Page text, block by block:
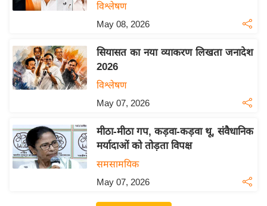
पे
मि
सा
ल
मि
सा
ल
विश्लेषण
May 08, 2026
सियासत का नया व्याकरण लिखता जनादेश
2026
विश्लेषण
May 07, 2026
मीठा-मीठा गप, कड़वा-कड़वा थू, संवैधानिक
मर्यादाओं को तोड़ता विपक्ष
समसामयिक
May 07, 2026